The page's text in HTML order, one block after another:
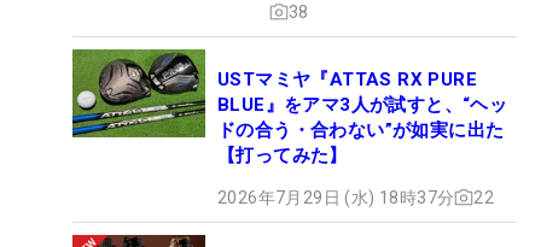
38
USTマミヤ『ATTAS RX PURE
BLUE』をアマ3人が試すと、“ヘッ
ドの合う・合わない”が如実に出た
【打ってみた】
2026年7月29日 (水) 18時37分 22